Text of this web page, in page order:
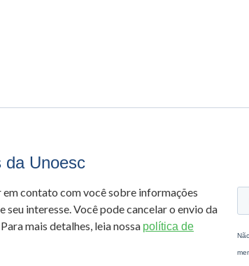
da Unoesc
em contato com você sobre informações
seu interesse. Você pode cancelar o envio da
mais detalhes, leia nossa política de